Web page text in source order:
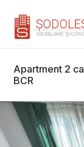
Apartment 2
BCR